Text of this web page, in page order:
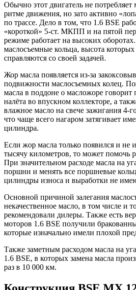
Обычно этот двигатель не потребляет
ритме движения, но зато активно
по трассе. Дело в том, что 1.6 BSE
«короткой» 5-ст. МКПП и на пятой
режиме работает на высоких
маслосъемные кольца, высота
справляются со своей задачей.
Жор масла появляется из-за
подвижности маслосъемных колец.
масла в поддоне о масложоре говорит
налёта во впускном коллекторе, а
влажное масло на свече зажигания 4-
что чаще всего нагаром затягивает
цилиндра.
Если жор масла только появился и не
тысячу километров, то может помочь
При значительном расходе масла на
поршни и менять все поршневые
цилиндры износа и выработки не
Основной причиной залегания
некачественное масло, в том числе и
рекомендовали дилеры. Также есть
моторов 1.6 BSE получили
которые изначально имели плохой
Также заметным расходом масла на
1.6 BSE, в которых замена масла
раз в 10 000 км.